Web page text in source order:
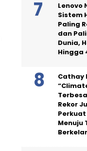
Lenovo
Sistem
Paling
dan
Dunia,
Hingga
Cathay
Rekor
Menuju